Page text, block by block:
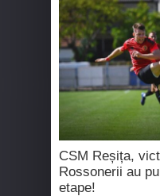
CSM Reșița,
Rossonerii au
etape!